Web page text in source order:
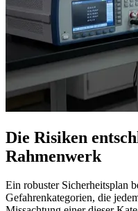
Die Risiken
Rahmenwerk
Ein robuster Sicherheitsplan
Gefahrenkategorien, die